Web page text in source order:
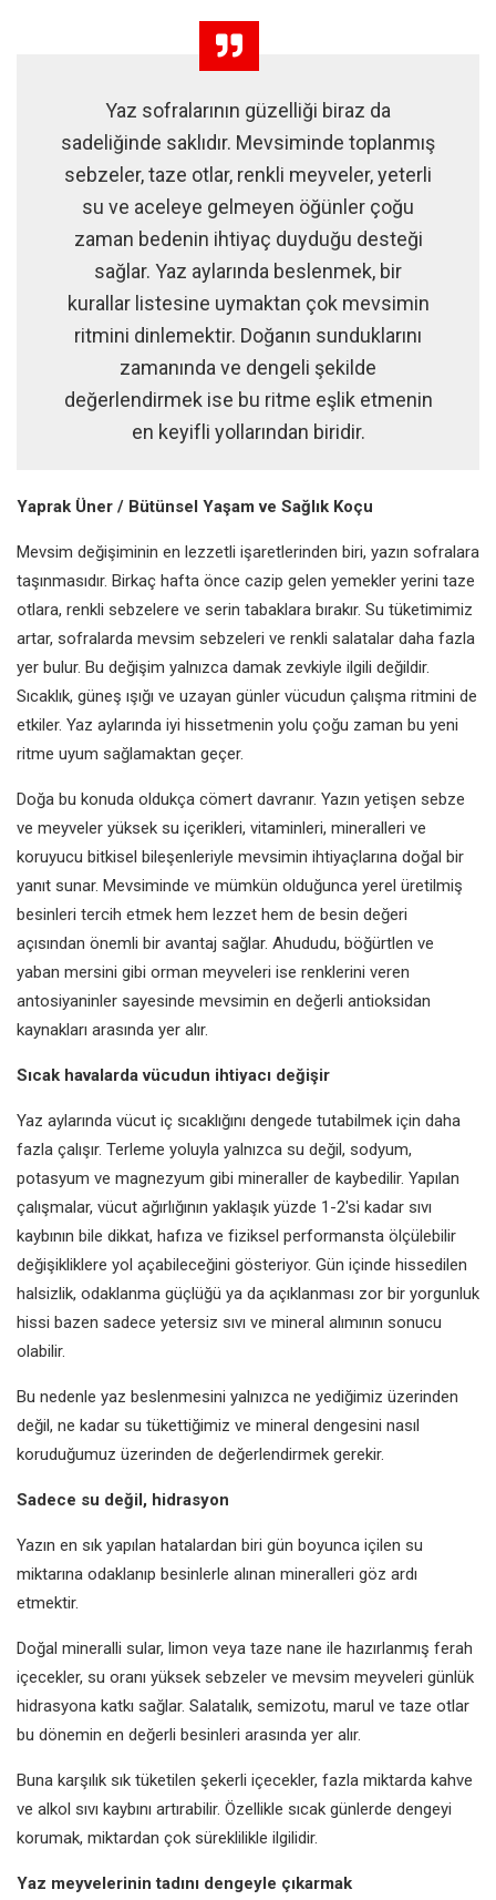
Yaz sofralarının güzelliği biraz da
sadeliğinde saklıdır. Mevsiminde toplanmış
sebzeler, taze otlar, renkli meyveler, yeterli
su ve aceleye gelmeyen öğünler çoğu
zaman bedenin ihtiyaç duyduğu desteği
sağlar. Yaz aylarında beslenmek, bir
kurallar listesine uymaktan çok mevsimin
ritmini dinlemektir. Doğanın sunduklarını
zamanında ve dengeli şekilde
değerlendirmek ise bu ritme eşlik etmenin
en keyifli yollarından biridir.
Yaprak Üner / Bütünsel Yaşam ve Sağlık Koçu
Mevsim değişiminin en lezzetli işaretlerinden biri, yazın sofralara
taşınmasıdır. Birkaç hafta önce cazip gelen yemekler yerini taze
otlara, renkli sebzelere ve serin tabaklara bırakır. Su tüketimimiz
artar, sofralarda mevsim sebzeleri ve renkli salatalar daha fazla
yer bulur. Bu değişim yalnızca damak zevkiyle ilgili değildir.
Sıcaklık, güneş ışığı ve uzayan günler vücudun çalışma ritmini de
etkiler. Yaz aylarında iyi hissetmenin yolu çoğu zaman bu yeni
ritme uyum sağlamaktan geçer.
Doğa bu konuda oldukça cömert davranır. Yazın yetişen sebze
ve meyveler yüksek su içerikleri, vitaminleri, mineralleri ve
koruyucu bitkisel bileşenleriyle mevsimin ihtiyaçlarına doğal bir
yanıt sunar. Mevsiminde ve mümkün olduğunca yerel üretilmiş
besinleri tercih etmek hem lezzet hem de besin değeri
açısından önemli bir avantaj sağlar. Ahududu, böğürtlen ve
yaban mersini gibi orman meyveleri ise renklerini veren
antosiyaninler sayesinde mevsimin en değerli antioksidan
kaynakları arasında yer alır.
Sıcak havalarda vücudun ihtiyacı değişir
Yaz aylarında vücut iç sıcaklığını dengede tutabilmek için daha
fazla çalışır. Terleme yoluyla yalnızca su değil, sodyum,
potasyum ve magnezyum gibi mineraller de kaybedilir. Yapılan
çalışmalar, vücut ağırlığının yaklaşık yüzde 1-2'si kadar sıvı
kaybının bile dikkat, hafıza ve fiziksel performansta ölçülebilir
değişikliklere yol açabileceğini gösteriyor. Gün içinde hissedilen
halsizlik, odaklanma güçlüğü ya da açıklanması zor bir yorgunluk
hissi bazen sadece yetersiz sıvı ve mineral alımının sonucu
olabilir.
Bu nedenle yaz beslenmesini yalnızca ne yediğimiz üzerinden
değil, ne kadar su tükettiğimiz ve mineral dengesini nasıl
koruduğumuz üzerinden de değerlendirmek gerekir.
Sadece su değil, hidrasyon
Yazın en sık yapılan hatalardan biri gün boyunca içilen su
miktarına odaklanıp besinlerle alınan mineralleri göz ardı
etmektir.
Doğal mineralli sular, limon veya taze nane ile hazırlanmış ferah
içecekler, su oranı yüksek sebzeler ve mevsim meyveleri günlük
hidrasyona katkı sağlar. Salatalık, semizotu, marul ve taze otlar
bu dönemin en değerli besinleri arasında yer alır.
Buna karşılık sık tüketilen şekerli içecekler, fazla miktarda kahve
ve alkol sıvı kaybını artırabilir. Özellikle sıcak günlerde dengeyi
korumak, miktardan çok süreklilikle ilgilidir.
Yaz meyvelerinin tadını dengeyle çıkarmak